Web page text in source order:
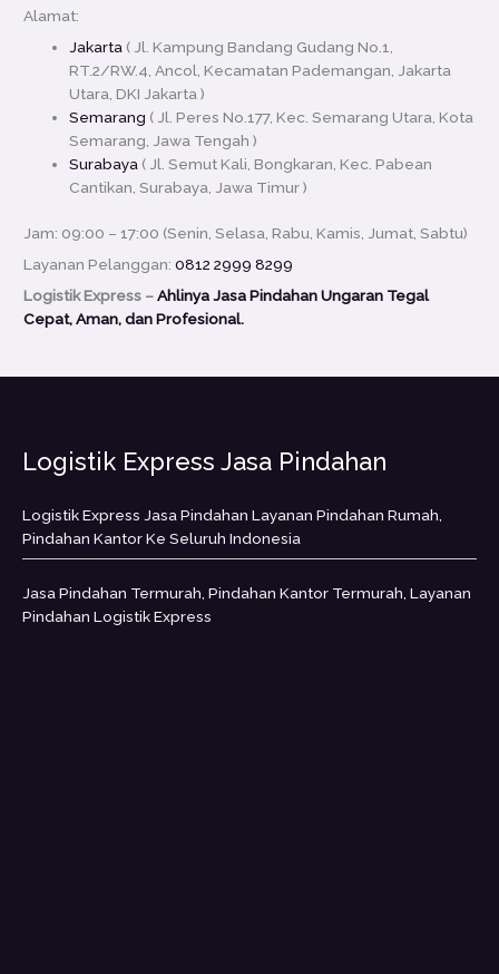
Alamat:
Jakarta ( Jl. Kampung Bandang Gudang No.1,
RT.2/RW.4, Ancol, Kecamatan Pademangan, Jakarta
Utara, DKI Jakarta )
Semarang ( Jl. Peres No.177, Kec. Semarang Utara, Kota
Semarang, Jawa Tengah )
Surabaya ( Jl. Semut Kali, Bongkaran, Kec. Pabean
Cantikan, Surabaya, Jawa Timur )
Jam: 09:00 – 17:00 (Senin, Selasa, Rabu, Kamis, Jumat, Sabtu)
Layanan Pelanggan:0812 2999 8299
Logistik Express –Ahlinya Jasa Pindahan Ungaran Tegal
Cepat, Aman, dan Profesional.
Logistik Express Jasa Pindahan
Logistik Express Jasa Pindahan Layanan Pindahan Rumah,
Pindahan Kantor Ke Seluruh Indonesia
Jasa Pindahan Termurah, Pindahan Kantor Termurah, Layanan
Pindahan Logistik Express